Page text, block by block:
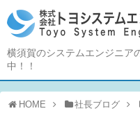
横須賀のシステムエンジニア
中！！
HOME 社長ブログ